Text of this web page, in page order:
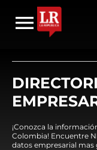
¡Conozca la
Colombia! Encuentre
datos empresarial mas